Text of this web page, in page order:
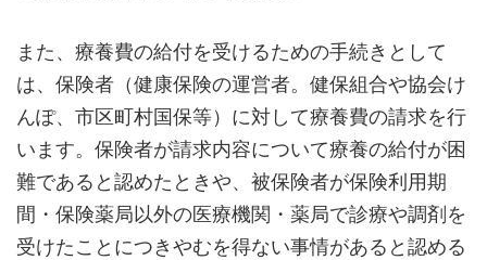
また、療養費の給付を受けるための手続きとして
は、保険者（健康保険の運営者。健保組合や協会け
んぽ、市区町村国保等）に対して療養費の請求を行
います。保険者が請求内容について療養の給付が困
難であると認めたときや、被保険者が保険利用期
間・保険薬局以外の医療機関・薬局で診療や調剤を
受けたことにつきやむを得ない事情があると認める